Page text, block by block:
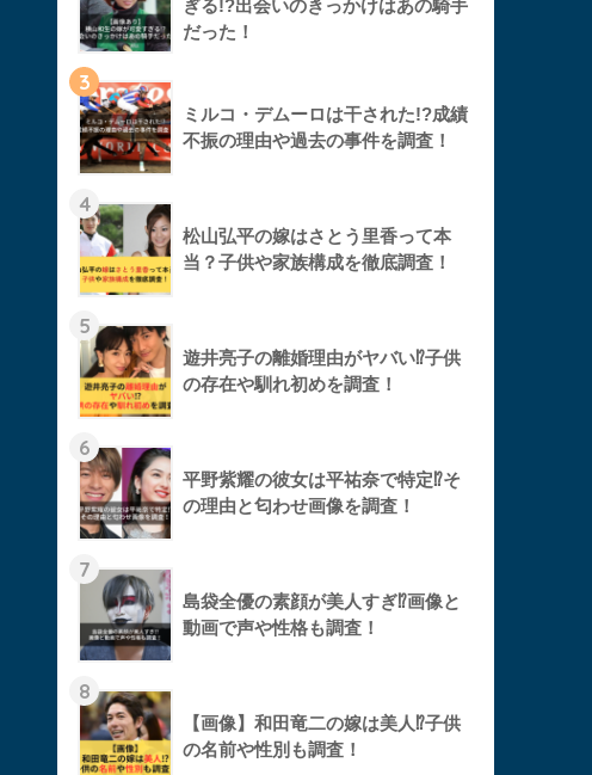
ぎる!?出会いのきっかけはあの騎手
だった！
3
ミルコ・デムーロは干された!?成績
不振の理由や過去の事件を調査！
4
松山弘平の嫁はさとう里香って本
当？子供や家族構成を徹底調査！
5
遊井亮子の離婚理由がヤバい⁉︎子供
の存在や馴れ初めを調査！
6
平野紫耀の彼女は平祐奈で特定⁉︎そ
の理由と匂わせ画像を調査！
7
島袋全優の素顔が美人すぎ⁉︎画像と
動画で声や性格も調査！
8
【画像】和田竜二の嫁は美人⁉︎子供
の名前や性別も調査！